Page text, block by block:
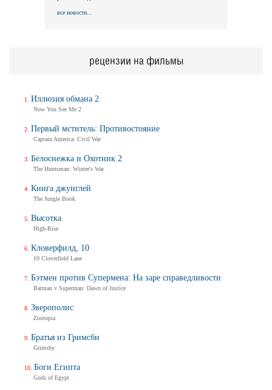
все новости...
рецензии на фильмы
Иллюзия обмана 2
Now You See Me 2
Первый мститель: Противостояние
Captain America: Civil War
Белоснежка и Охотник 2
The Huntsman: Winter's War
Книга джунглей
The Jungle Book
Высотка
High-Rise
Кловерфилд, 10
10 Cloverfield Lane
Бэтмен против Супермена: На заре справедливости
Batman v Superman: Dawn of Justice
Зверополис
Zootopia
Братья из Гримсби
Grimsby
Боги Египта
Gods of Egypt